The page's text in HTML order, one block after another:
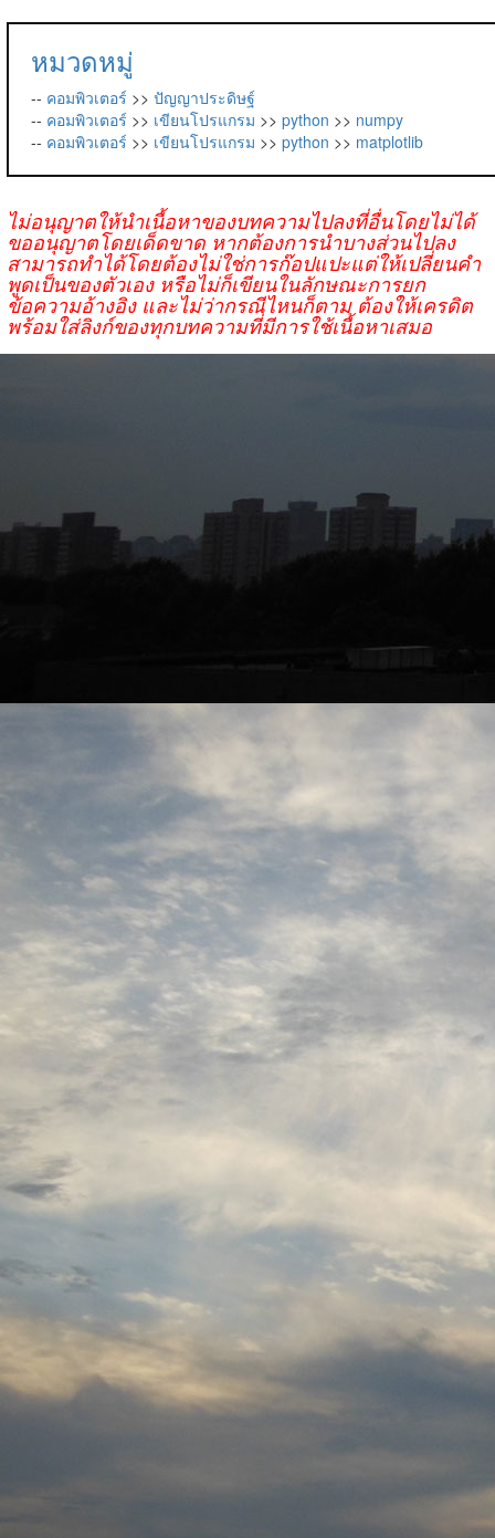
หมวดหมู่
-- คอมพิวเตอร์ >> ปัญญาประดิษฐ์
-- คอมพิวเตอร์ >> เขียนโปรแกรม >> python >> numpy
-- คอมพิวเตอร์ >> เขียนโปรแกรม >> python >> matplotlib
ไม่อนุญาตให้นำเนื้อหาของบทความไปลงที่อื่นโดยไม่ได้
ขออนุญาตโดยเด็ดขาด หากต้องการนำบางส่วนไปลง
สามารถทำได้โดยต้องไม่ใช่การก๊อปแปะแต่ให้เปลี่ยนคำ
พูดเป็นของตัวเอง หรือไม่ก็เขียนในลักษณะการยก
ข้อความอ้างอิง และไม่ว่ากรณีไหนก็ตาม ต้องให้เครดิต
พร้อมใส่ลิงก์ของทุกบทความที่มีการใช้เนื้อหาเสมอ